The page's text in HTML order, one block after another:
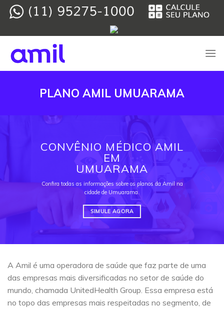
Skip
PLANO AMIL UMUARAMA
CONVÊNIO MÉDICO AMIL
EM
UMUARAMA
Confira todas as informações sobre os planos da Amil na
cidade de Umuarama.
SIMULE AGORA
A Amil é uma operadora de saúde que faz parte de uma
das empresas mais diversificadas no setor de saúde do
mundo, chamada UnitedHealth Group. Essa empresa está
no topo das empresas mais respeitadas no segmento, de